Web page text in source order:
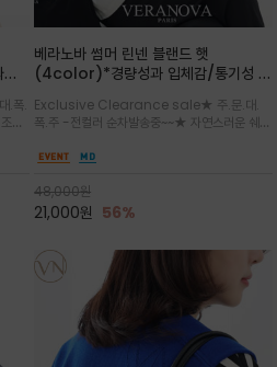
휴
폭.
절
있
베라노바 썸머 린넨 블랜드 햇
(4color)*경량성과 입체감/통기성 좋
쾌적하게 착용/ 뒷트임 있어서 헤어스타
일링에도 편하게 쓰실수 있습니다
Exclusive Clearance sale★ 주.문.대.
폭.주 -전컬러 순차발송중~~★ 자연스러운 쉐입
련된 포인트/베이직한 컬러 구성으로 어떤 스타
용도 높은 아이템
48,000원
21,000원 56%